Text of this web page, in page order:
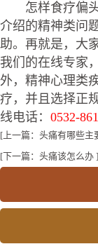
怎样食疗偏头
介绍的精神类问
助。再就是，大
我们的在线专家
外，精神心理类
疗，并且选择正
线电话： 0532-
[上一篇： 头痛有哪些主
[下一篇： 头痛该怎么办 ]